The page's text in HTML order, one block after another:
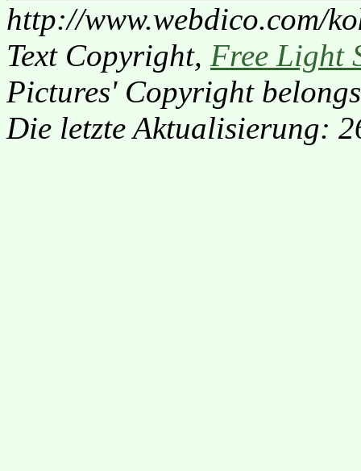
http://www.webdico.com/
Text Copyright, Free Light
Pictures' Copyright
Die letzte Aktualisierung: